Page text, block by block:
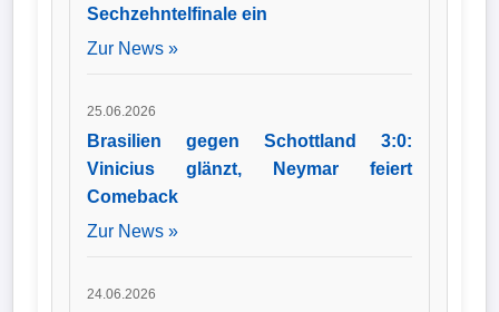
Sechzehntelfinale ein
Zur News »
25.06.2026
Brasilien gegen Schottland 3:0:
Vinicius glänzt, Neymar feiert
Comeback
Zur News »
24.06.2026